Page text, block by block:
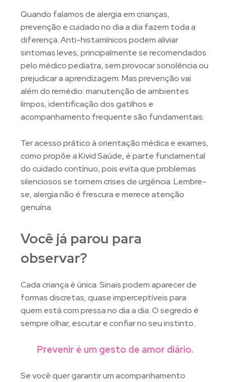
Quando falamos de alergia em crianças,
prevenção e cuidado no dia a dia fazem toda a
diferença. Anti-histamínicos podem aliviar
sintomas leves, principalmente se recomendados
pelo médico pediatra, sem provocar sonolência ou
prejudicar a aprendizagem. Mas prevenção vai
além do remédio: manutenção de ambientes
limpos, identificação dos gatilhos e
acompanhamento frequente são fundamentais.
Ter acesso prático à orientação médica e exames,
como propõe a Kivid Saúde, é parte fundamental
do cuidado contínuo, pois evita que problemas
silenciosos se tornem crises de urgência. Lembre-
se, alergia não é frescura e merece atenção
genuína.
Você já parou para
observar?
Cada criança é única. Sinais podem aparecer de
formas discretas, quase imperceptíveis para
quem está com pressa no dia a dia. O segredo é
sempre olhar, escutar e confiar no seu instinto.
Prevenir é um gesto de amor diário.
Se você quer garantir um acompanhamento